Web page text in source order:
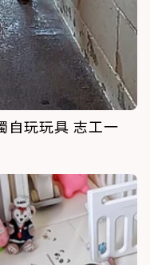
自玩玩具 志工一